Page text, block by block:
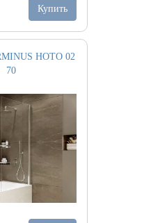
Купить
НОТО 02
70